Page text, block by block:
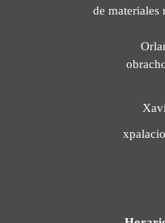
de materiales